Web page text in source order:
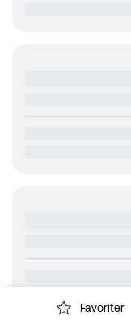
Favoriter